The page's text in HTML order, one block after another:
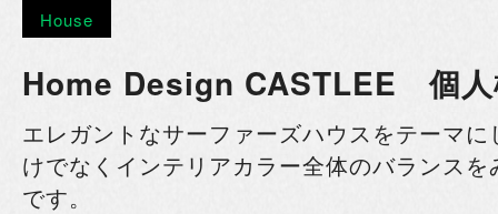
House
Home Design CASTLEE 個人
エレガントなサーファーズハウスをテーマ
けでなくインテリアカラー全体のバランスを
です。